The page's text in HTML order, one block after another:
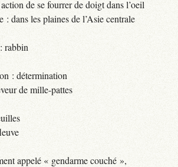
de se fourrer de doigt dans l’oeil
: dans les plaines de l’Asie centrale
rabbin
: détermination
de mille-pattes
appelé « gendarme couché »,